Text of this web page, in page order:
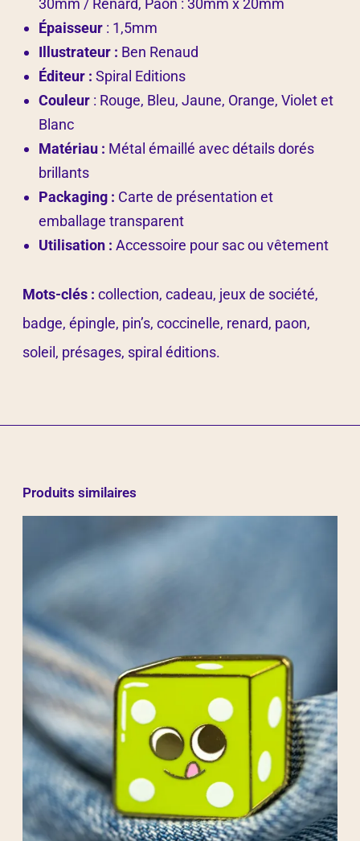
30mm / Renard, Paon : 30mm x 20mm
Épaisseur : 1,5mm
Illustrateur : Ben Renaud
Éditeur : Spiral Editions
Couleur : Rouge, Bleu, Jaune, Orange, Violet et
Blanc
Matériau : Métal émaillé avec détails dorés
brillants
Packaging : Carte de présentation et
emballage transparent
Utilisation : Accessoire pour sac ou vêtement
Mots-clés : collection, cadeau, jeux de société,
badge, épingle, pin’s, coccinelle, renard, paon,
soleil, présages, spiral éditions.
Produits similaires